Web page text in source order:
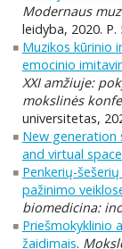
Modernaus
leidyba, 2020. P.
Muzikos kūrinio
emocinio
XXI amžiuje:
mokslinės
universitetas,
New
and virtual
Penkerių-
pažinimo
biomedicina:
Priešmokyklinio
žaidimais.